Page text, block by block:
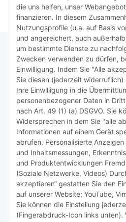
MFC5890CN,
MFC6490CW,
MFC6890CDW
TiDis Lizenzsystem
Meist besuchte Seiten:
Tipps & Tricks rund um Sublimation
TiDis Videos auf Youtube
Nachfüllpreise für
Refillservice Patronen verpacken
TiDis Druckerwerkstatt
TiDis PC & Notebookwerkstatt
die uns helfen, unser
finanzieren. In diesem
Nutzungsprofile (u.a. auf Basis
und angereichert, auch
um bestimmte Dienste zu
Zwecken verwenden zu dürfen,
Einwilligung. Indem Sie "Alle
Sie diesen (jederzeit
Ihre Einwilligung in die
personenbezogener Daten in
nach Art. 49 (1) (a) DSGVO. Sie
Widersprechen in dem Sie "alle
Informationen auf einem Gerät
abrufen. Personalisierte
und Inhaltsmessungen,
und Produktentwicklungen
(Soziale Netzwerke, Videos)
akzeptieren“ gestatten Sie den
auf unserer Website: YouTube,
Sie können die Einstellung
(Fingerabdruck-Icon links unten).